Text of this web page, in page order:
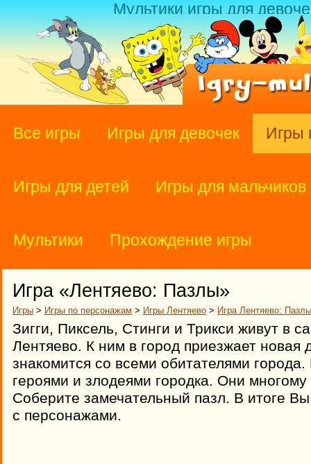
Мультики игры для
Все игры Игры для девочек Игры
Игры для детей Игры для мальчиков
Мультики Прохождение игры
Игра «Лентяево: Пазлы»
Игры > Игры по персонажам > Игры Лентяево > Игра Лентяево: Пазлы
Зигги, Пиксель, Стинги и Трикси живут в
Лентяево. К ним в город приезжает
знакомится со всеми обитателями
героями и злодеями городка. Они многому
Соберите замечательный пазл. В итоге
с персонажами.